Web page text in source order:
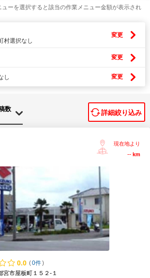
ューを選択すると該当の作業メニュー金額が表示され
村選択なし
変更
変更
し 変更
詳細絞り込み
現在地より
-- km
0.0 (0件)
宮市屋板町１５２-１